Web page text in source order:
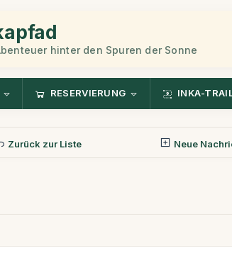
hinter den Spuren der Sonne
RESERVIERUNG INKA-
Zurück zur Liste Neue